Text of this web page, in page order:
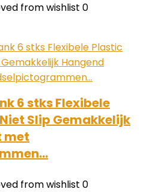
from wishlist 0
6 stks Flexibele
Slip Gemakkelijk
met
from wishlist 0